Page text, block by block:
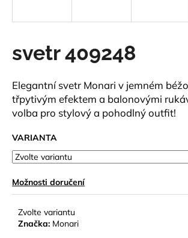
svetr 409248
Elegantní svetr Monari v jemném
třpytivým efektem a balonovými
volba pro stylový a pohodlný outfit!
VARIANTA
Možnosti doručení
Zvolte variantu
Značka: Monari
í
t
?
D
o
p